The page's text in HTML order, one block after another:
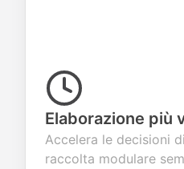
Elaborazione più
Accelera le decisioni
raccolta modulare